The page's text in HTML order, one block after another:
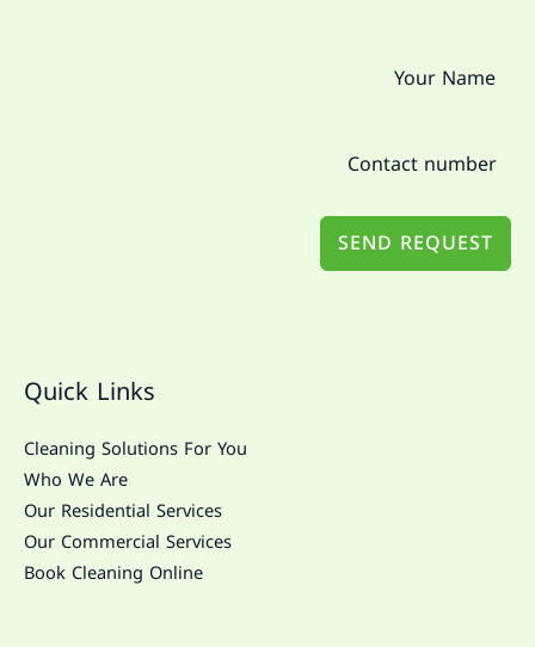
SEND REQUEST
Quick Links
Cleaning Solutions For You
Who We Are
Our Residential Services
Our Commercial Services
Book Cleaning Online